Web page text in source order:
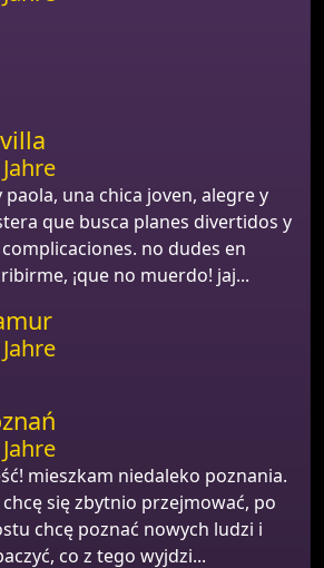
paola, una chica joven, alegre y
que busca planes divertidos y
no dudes en
¡que no muerdo! jaj...
mieszkam niedaleko poznania.
chcę się zbytnio przejmować, po
chcę poznać nowych ludzi i
co z tego wyjdzi...